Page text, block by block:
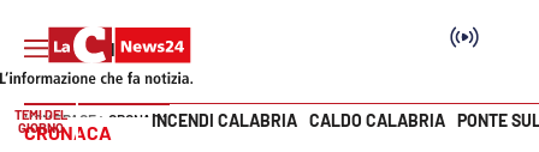
Vai
TEMI DEL
GIORNO
INCENDI CALABRIA CALDO CALABRIA PONTE
HOME PAGE CRONACA
CRONACA